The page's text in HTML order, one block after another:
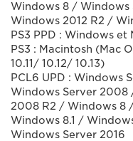
Windows 8 / Windows
Windows 2012 R2 /
PS3 PPD : Windows
PS3 : Macintosh (Mac
10.11/ 10.12/ 10.13)
PCL6 UPD : Windows
Windows Server 2008
2008 R2 / Windows 8
Windows 8.1 /
Windows Server 2016